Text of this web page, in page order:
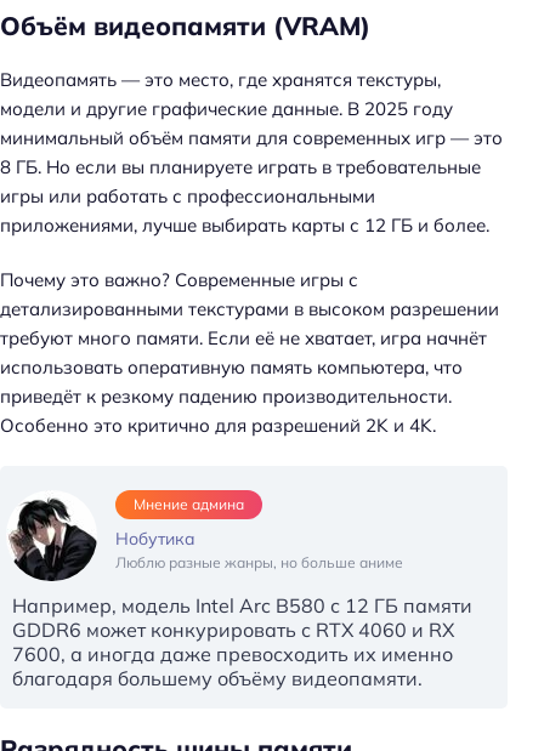
Объём видеопамяти (VRAM)
Видеопамять — это место, где хранятся текстуры,
модели и другие графические данные. В 2025 году
минимальный объём памяти для современных игр — это
8 ГБ. Но если вы планируете играть в требовательные
игры или работать с профессиональными
приложениями, лучше выбирать карты с 12 ГБ и более.
Почему это важно? Современные игры с
детализированными текстурами в высоком разрешении
требуют много памяти. Если её не хватает, игра начнёт
использовать оперативную память компьютера, что
приведёт к резкому падению производительности.
Особенно это критично для разрешений 2K и 4K.
Мнение админа
Нобутика
Люблю разные жанры, но больше аниме
Например, модель Intel Arc B580 с 12 ГБ памяти
GDDR6 может конкурировать с RTX 4060 и RX
7600, а иногда даже превосходить их именно
благодаря большему объёму видеопамяти.